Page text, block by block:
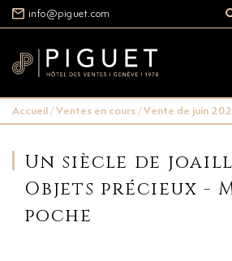
info@piguet.com
Accueil/Ventes en cours/Vente de juin
Un siècle de
Objets précieux -
poche